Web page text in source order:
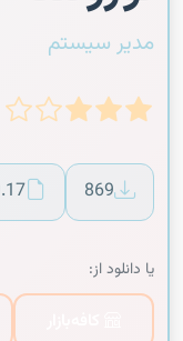
مدیر سیستم
869
MB
یا دانلود از: